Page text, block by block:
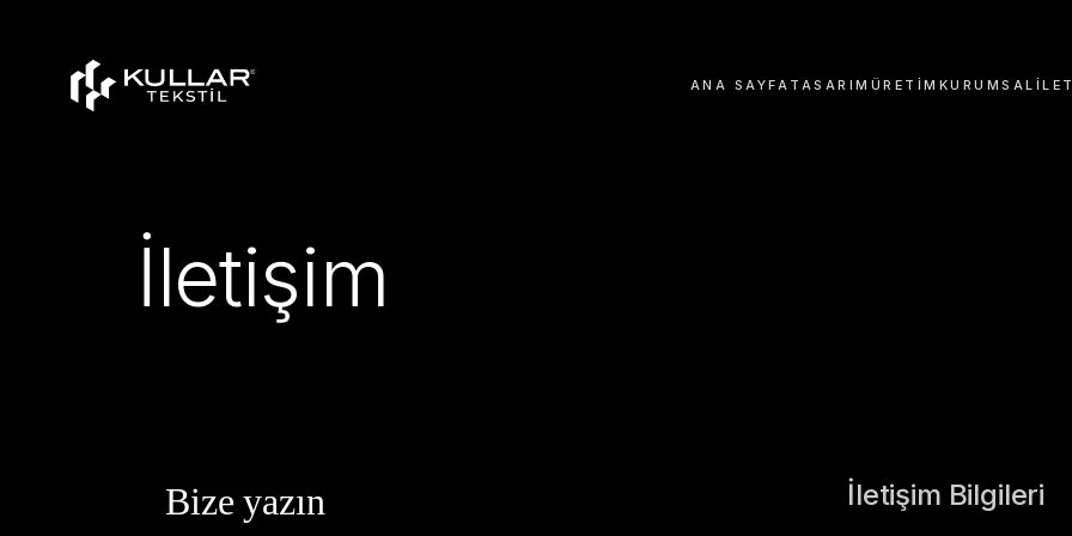
ANA SAYFA TASARIM ÜRETIM KURUMSAL
İletişim
Bize yazın İletişim Bilgileri